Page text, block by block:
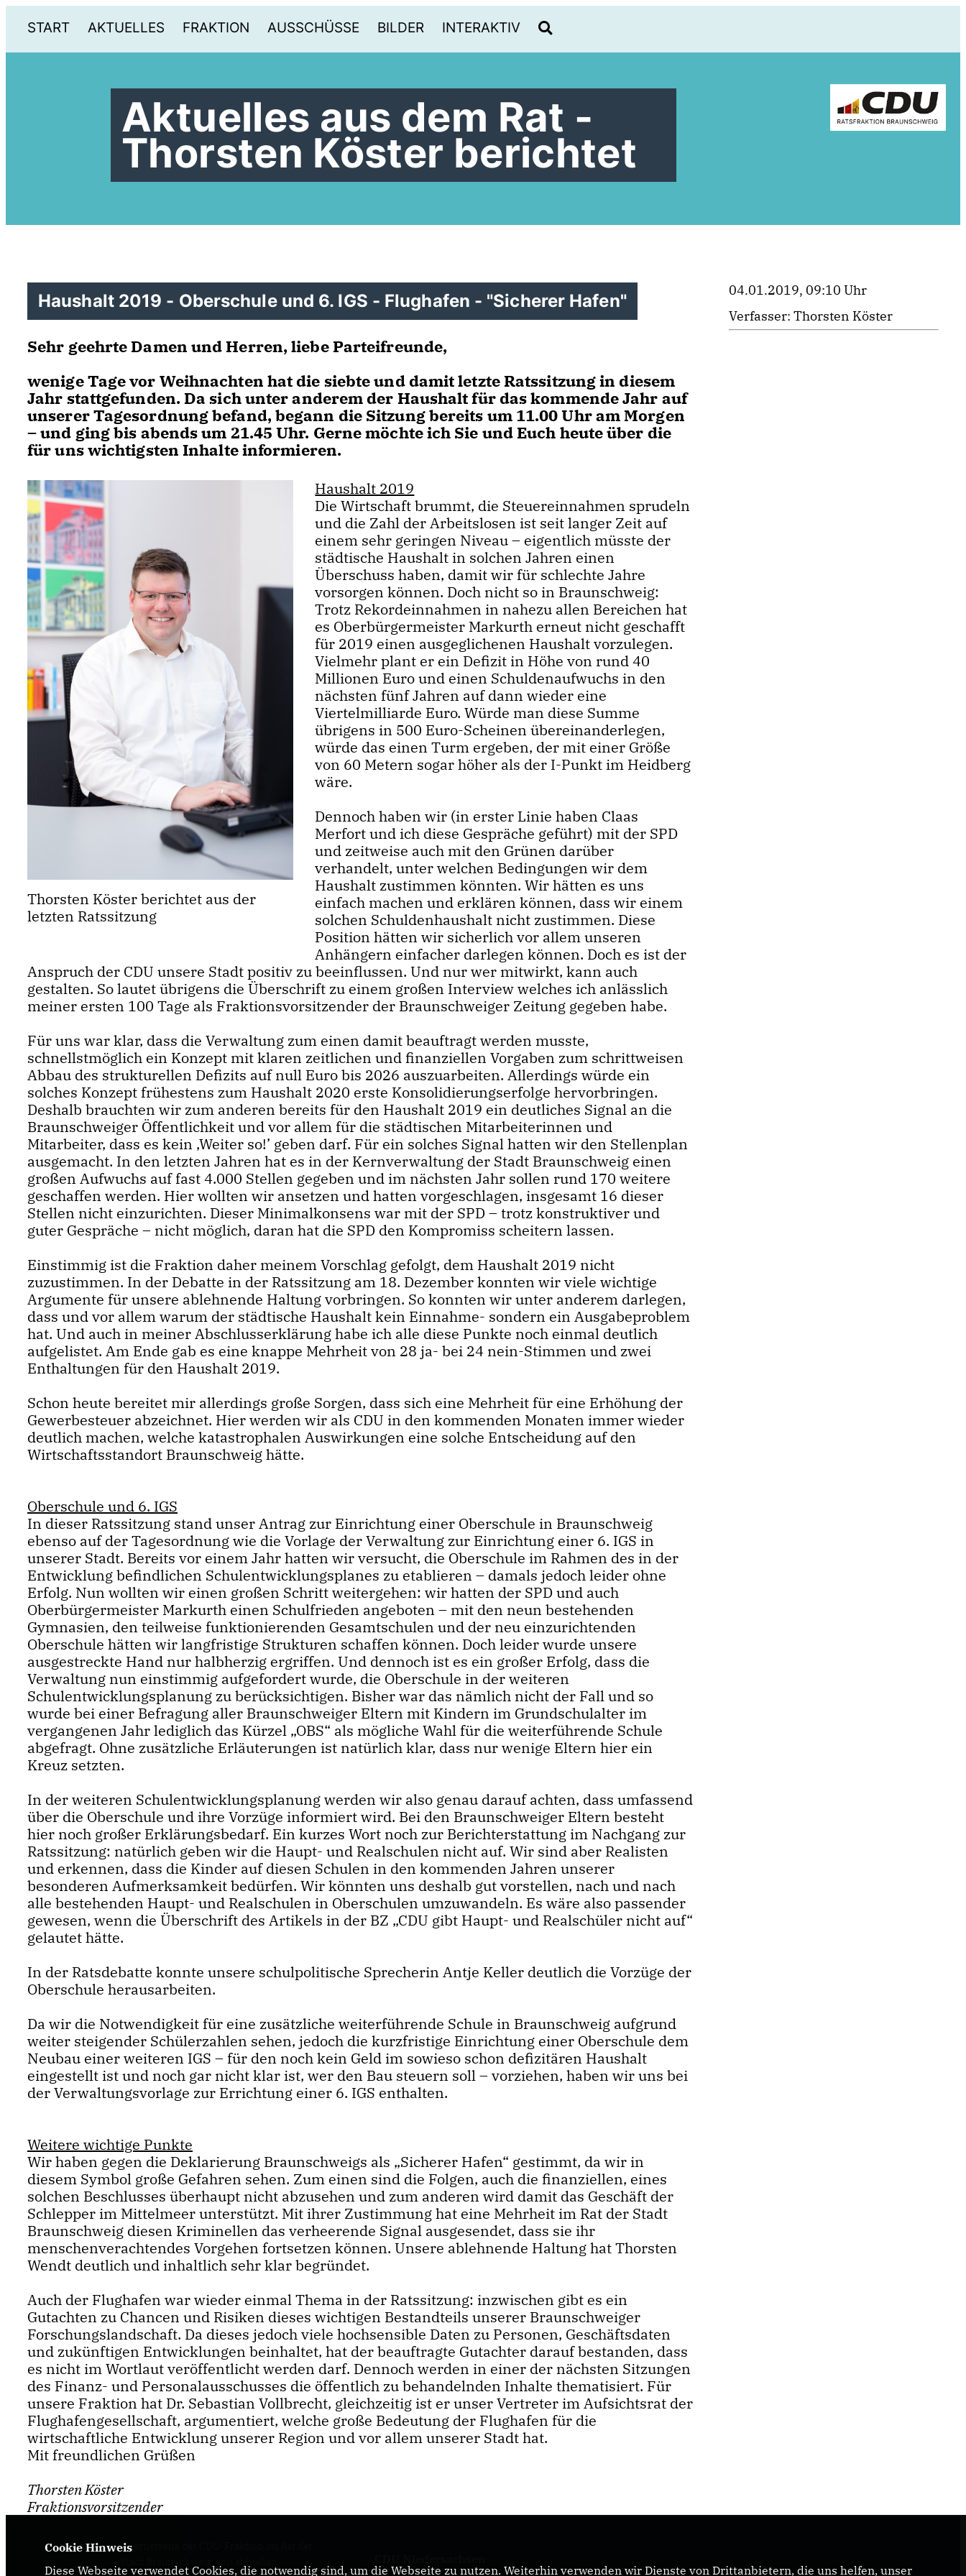
START AKTUELLES FRAKTION AUSSCHÜSSE BILDER INTERAKTIV
Aktuelles aus dem Rat -
Thorsten Köster berichtet
Haushalt 2019 - Oberschule und 6. IGS - Flughafen - "Sicherer Hafen"
Sehr geehrte Damen und Herren, liebe Parteifreunde,
wenige Tage vor Weihnachten hat die siebte und damit letzte Ratssitzung in diesem
Jahr stattgefunden. Da sich unter anderem der Haushalt für das kommende Jahr auf
unserer Tagesordnung befand, begann die Sitzung bereits um 11.00 Uhr am Morgen
– und ging bis abends um 21.45 Uhr. Gerne möchte ich Sie und Euch heute über die
für uns wichtigsten Inhalte informieren.
Thorsten Köster berichtet aus der
letzten Ratssitzung
Haushalt 2019
Die Wirtschaft brummt, die Steuereinnahmen sprudeln
und die Zahl der Arbeitslosen ist seit langer Zeit auf
einem sehr geringen Niveau – eigentlich müsste der
städtische Haushalt in solchen Jahren einen
Überschuss haben, damit wir für schlechte Jahre
vorsorgen können. Doch nicht so in Braunschweig:
Trotz Rekordeinnahmen in nahezu allen Bereichen hat
es Oberbürgermeister Markurth erneut nicht geschafft
für 2019 einen ausgeglichenen Haushalt vorzulegen.
Vielmehr plant er ein Defizit in Höhe von rund 40
Millionen Euro und einen Schuldenaufwuchs in den
nächsten fünf Jahren auf dann wieder eine
Viertelmilliarde Euro. Würde man diese Summe
übrigens in 500 Euro-Scheinen übereinanderlegen,
würde das einen Turm ergeben, der mit einer Größe
von 60 Metern sogar höher als der I-Punkt im Heidberg
wäre.
Dennoch haben wir (in erster Linie haben Claas
Merfort und ich diese Gespräche geführt) mit der SPD
und zeitweise auch mit den Grünen darüber
verhandelt, unter welchen Bedingungen wir dem
Haushalt zustimmen könnten. Wir hätten es uns
einfach machen und erklären können, dass wir einem
solchen Schuldenhaushalt nicht zustimmen. Diese
Position hätten wir sicherlich vor allem unseren
Anhängern einfacher darlegen können. Doch es ist der
Anspruch der CDU unsere Stadt positiv zu beeinflussen. Und nur wer mitwirkt, kann auch
gestalten. So lautet übrigens die Überschrift zu einem großen Interview welches ich anlässlich
meiner ersten 100 Tage als Fraktionsvorsitzender der Braunschweiger Zeitung gegeben habe.
Für uns war klar, dass die Verwaltung zum einen damit beauftragt werden musste,
schnellstmöglich ein Konzept mit klaren zeitlichen und finanziellen Vorgaben zum schrittweisen
Abbau des strukturellen Defizits auf null Euro bis 2026 auszuarbeiten. Allerdings würde ein
solches Konzept frühestens zum Haushalt 2020 erste Konsolidierungserfolge hervorbringen.
Deshalb brauchten wir zum anderen bereits für den Haushalt 2019 ein deutliches Signal an die
Braunschweiger Öffentlichkeit und vor allem für die städtischen Mitarbeiterinnen und
Mitarbeiter, dass es kein ‚Weiter so!’ geben darf. Für ein solches Signal hatten wir den Stellenplan
ausgemacht. In den letzten Jahren hat es in der Kernverwaltung der Stadt Braunschweig einen
großen Aufwuchs auf fast 4.000 Stellen gegeben und im nächsten Jahr sollen rund 170 weitere
geschaffen werden. Hier wollten wir ansetzen und hatten vorgeschlagen, insgesamt 16 dieser
Stellen nicht einzurichten. Dieser Minimalkonsens war mit der SPD – trotz konstruktiver und
guter Gespräche – nicht möglich, daran hat die SPD den Kompromiss scheitern lassen.
Einstimmig ist die Fraktion daher meinem Vorschlag gefolgt, dem Haushalt 2019 nicht
zuzustimmen. In der Debatte in der Ratssitzung am 18. Dezember konnten wir viele wichtige
Argumente für unsere ablehnende Haltung vorbringen. So konnten wir unter anderem darlegen,
dass und vor allem warum der städtische Haushalt kein Einnahme- sondern ein Ausgabeproblem
hat. Und auch in meiner Abschlusserklärung habe ich alle diese Punkte noch einmal deutlich
aufgelistet. Am Ende gab es eine knappe Mehrheit von 28 ja- bei 24 nein-Stimmen und zwei
Enthaltungen für den Haushalt 2019.
Schon heute bereitet mir allerdings große Sorgen, dass sich eine Mehrheit für eine Erhöhung der
Gewerbesteuer abzeichnet. Hier werden wir als CDU in den kommenden Monaten immer wieder
deutlich machen, welche katastrophalen Auswirkungen eine solche Entscheidung auf den
Wirtschaftsstandort Braunschweig hätte.
Oberschule und 6. IGS
In dieser Ratssitzung stand unser Antrag zur Einrichtung einer Oberschule in Braunschweig
ebenso auf der Tagesordnung wie die Vorlage der Verwaltung zur Einrichtung einer 6. IGS in
unserer Stadt. Bereits vor einem Jahr hatten wir versucht, die Oberschule im Rahmen des in der
Entwicklung befindlichen Schulentwicklungsplanes zu etablieren – damals jedoch leider ohne
Erfolg. Nun wollten wir einen großen Schritt weitergehen: wir hatten der SPD und auch
Oberbürgermeister Markurth einen Schulfrieden angeboten – mit den neun bestehenden
Gymnasien, den teilweise funktionierenden Gesamtschulen und der neu einzurichtenden
Oberschule hätten wir langfristige Strukturen schaffen können. Doch leider wurde unsere
ausgestreckte Hand nur halbherzig ergriffen. Und dennoch ist es ein großer Erfolg, dass die
Verwaltung nun einstimmig aufgefordert wurde, die Oberschule in der weiteren
Schulentwicklungsplanung zu berücksichtigen. Bisher war das nämlich nicht der Fall und so
wurde bei einer Befragung aller Braunschweiger Eltern mit Kindern im Grundschulalter im
vergangenen Jahr lediglich das Kürzel „OBS“ als mögliche Wahl für die weiterführende Schule
abgefragt. Ohne zusätzliche Erläuterungen ist natürlich klar, dass nur wenige Eltern hier ein
Kreuz setzten.
In der weiteren Schulentwicklungsplanung werden wir also genau darauf achten, dass umfassend
über die Oberschule und ihre Vorzüge informiert wird. Bei den Braunschweiger Eltern besteht
hier noch großer Erklärungsbedarf. Ein kurzes Wort noch zur Berichterstattung im Nachgang zur
Ratssitzung: natürlich geben wir die Haupt- und Realschulen nicht auf. Wir sind aber Realisten
und erkennen, dass die Kinder auf diesen Schulen in den kommenden Jahren unserer
besonderen Aufmerksamkeit bedürfen. Wir könnten uns deshalb gut vorstellen, nach und nach
alle bestehenden Haupt- und Realschulen in Oberschulen umzuwandeln. Es wäre also passender
gewesen, wenn die Überschrift des Artikels in der BZ „CDU gibt Haupt- und Realschüler nicht auf“
gelautet hätte.
In der Ratsdebatte konnte unsere schulpolitische Sprecherin Antje Keller deutlich die Vorzüge der
Oberschule herausarbeiten.
Da wir die Notwendigkeit für eine zusätzliche weiterführende Schule in Braunschweig aufgrund
weiter steigender Schülerzahlen sehen, jedoch die kurzfristige Einrichtung einer Oberschule dem
Neubau einer weiteren IGS – für den noch kein Geld im sowieso schon defizitären Haushalt
eingestellt ist und noch gar nicht klar ist, wer den Bau steuern soll – vorziehen, haben wir uns bei
der Verwaltungsvorlage zur Errichtung einer 6. IGS enthalten.
Weitere wichtige Punkte
Wir haben gegen die Deklarierung Braunschweigs als „Sicherer Hafen“ gestimmt, da wir in
diesem Symbol große Gefahren sehen. Zum einen sind die Folgen, auch die finanziellen, eines
solchen Beschlusses überhaupt nicht abzusehen und zum anderen wird damit das Geschäft der
Schlepper im Mittelmeer unterstützt. Mit ihrer Zustimmung hat eine Mehrheit im Rat der Stadt
Braunschweig diesen Kriminellen das verheerende Signal ausgesendet, dass sie ihr
menschenverachtendes Vorgehen fortsetzen können. Unsere ablehnende Haltung hat Thorsten
Wendt deutlich und inhaltlich sehr klar begründet.
Auch der Flughafen war wieder einmal Thema in der Ratssitzung: inzwischen gibt es ein
Gutachten zu Chancen und Risiken dieses wichtigen Bestandteils unserer Braunschweiger
Forschungslandschaft. Da dieses jedoch viele hochsensible Daten zu Personen, Geschäftsdaten
und zukünftigen Entwicklungen beinhaltet, hat der beauftragte Gutachter darauf bestanden, dass
es nicht im Wortlaut veröffentlicht werden darf. Dennoch werden in einer der nächsten Sitzungen
des Finanz- und Personalausschusses die öffentlich zu behandelnden Inhalte thematisiert. Für
unsere Fraktion hat Dr. Sebastian Vollbrecht, gleichzeitig ist er unser Vertreter im Aufsichtsrat der
Flughafengesellschaft, argumentiert, welche große Bedeutung der Flughafen für die
wirtschaftliche Entwicklung unserer Region und vor allem unserer Stadt hat.
Mit freundlichen Grüßen
Thorsten Köster
Fraktionsvorsitzender
04.01.2019, 09:10 Uhr
Verfasser: Thorsten Köster
Internetseite der CDU-Fraktion im Rat der
Cookie Hinweis
Diese Webseite verwendet Cookies, die notwendig sind, um die Webseite zu nutzen. Weiterhin verwenden wir Dienste von Drittanbietern, die uns helfen, unser